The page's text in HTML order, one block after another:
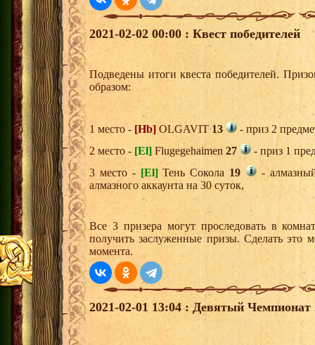
2021-02-02 00:00 : Квест победителей
Подведены итоги квеста победителей.
образом:
1 место - [Hb] OLGAVIT13
- приз 2
2 место - [El] Flugegehaimen 27
- приз 1
3 место - [El]Тень Сокола 19
-
алмазного аккаунта на 30 суток,
Все 3 призера могут проследовать в
получить заслуженные призы. Сделать это
момента.
2021-02-01 13:04 : Девятый